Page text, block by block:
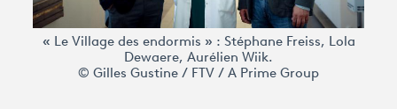
« Le Village des endormis » : Stéphane Freiss, Lola
Dewaere, Aurélien Wiik.
© Gilles Gustine / FTV / A Prime Group